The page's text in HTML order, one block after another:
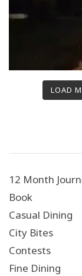
LOAD
12 Month
Book
Casual Dining
City Bites
Contests
Fine Dining